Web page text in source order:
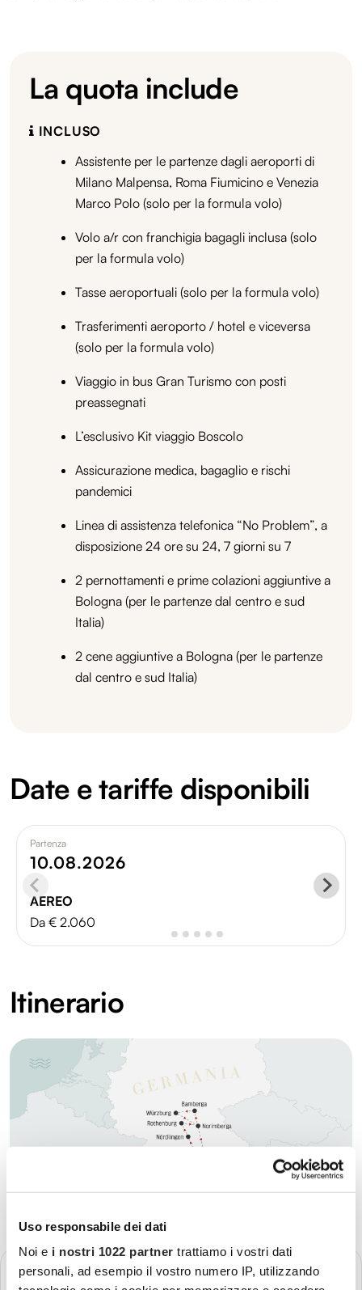
Uso responsabile dei dati
Noi e i nostri 1022 partner trattiamo i vostri dati
personali, ad esempio il vostro numero IP, utilizzando
La quota include
INCLUSO
Assistente per le partenze dagli aeroporti di
Milano Malpensa, Roma Fiumicino e Venezia
Marco Polo (solo per la formula volo)
Volo a/r con franchigia bagagli inclusa (solo
per la formula volo)
Tasse aeroportuali (solo per la formula volo)
Trasferimenti aeroporto / hotel e viceversa
(solo per la formula volo)
Viaggio in bus Gran Turismo con posti
preassegnati
L’esclusivo Kit viaggio Boscolo
Assicurazione medica, bagaglio e rischi
pandemici
Linea di assistenza telefonica “No Problem”, a
disposizione 24 ore su 24, 7 giorni su 7
2 pernottamenti e prime colazioni aggiuntive a
Bologna (per le partenze dal centro e sud
Italia)
2 cene aggiuntive a Bologna (per le partenze
dal centro e sud Italia)
Date e tariffe disponibili
Partenza
10.08.2026
AEREO
Da € 2.060
Itinerario
Partenza - Monaco